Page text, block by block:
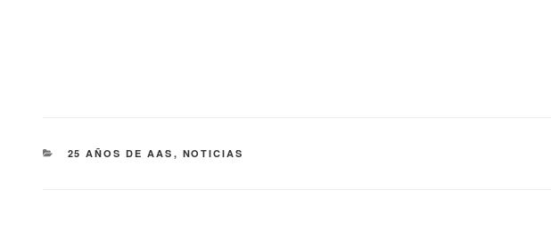
CATEGORÍAS
25 AÑOS DE AAS , NOTICIAS